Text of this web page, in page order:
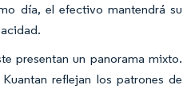
día, el efectivo mantendrá su
presentan un panorama mixto.
reflejan los patrones de